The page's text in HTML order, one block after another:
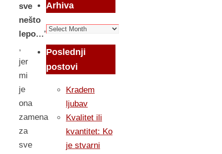
sve
nešto
lepo…”
,
jer
mi
je
ona
zamena
za
sve
Arhiva
Arhiva
Poslednji
postovi
Kradem
ljubav
Kvalitet ili
kvantitet: Ko
je stvarni